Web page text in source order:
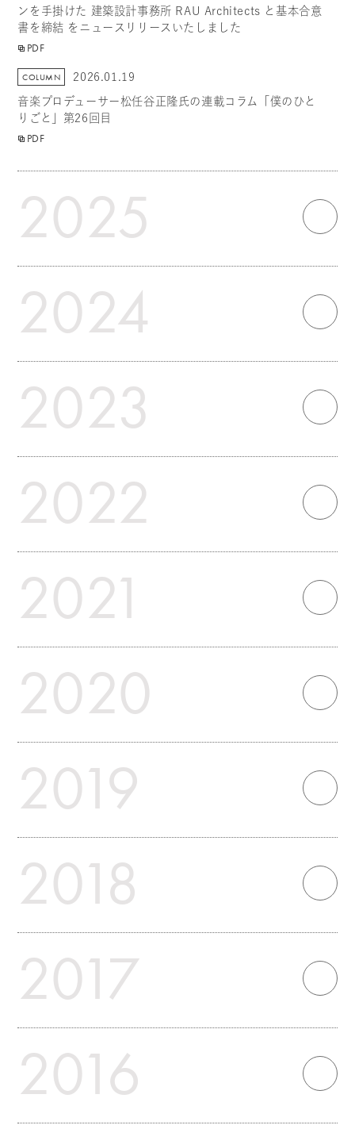
ンを手掛けた 建築設計事務所 RAU Architects と基本合意
書を締結 をニュースリリースいたしました
PDF
COLUMN 2026.01.19
音楽プロデューサー松任谷正隆氏の連載コラム「僕のひと
りごと」第26回目
PDF
2025
2024
2023
2022
2021
2020
2019
2018
2017
2016